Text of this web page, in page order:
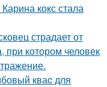
кокс стала
страдает от
при котором человек
кваc для